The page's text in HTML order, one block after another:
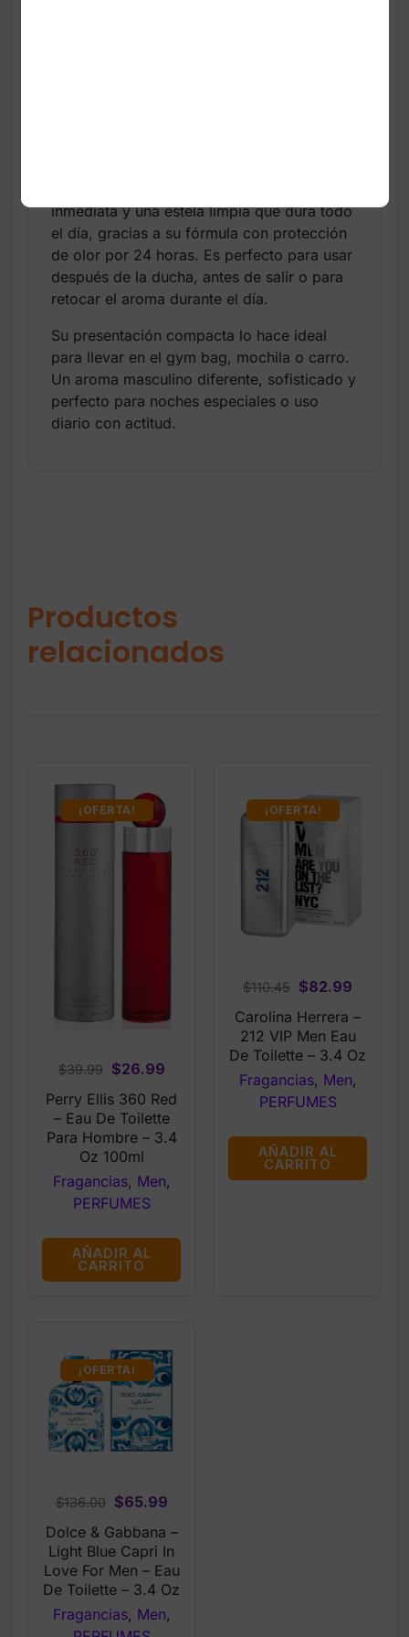
inmediata y una estela limpia que dura todo
el día, gracias a su fórmula con protección
de olor por 24 horas. Es perfecto para usar
después de la ducha, antes de salir o para
retocar el aroma durante el día.
Su presentación compacta lo hace ideal
para llevar en el gym bag, mochila o carro.
Un aroma masculino diferente, sofisticado y
perfecto para noches especiales o uso
diario con actitud.
Productos
relacionados
¡OFERTA!
$39.99
Original
price
was:
$39.99.
$26.99Current
price
is:
$26.99.
Perry Ellis 360 Red
– Eau De Toilette
Para Hombre – 3.4
Oz 100ml
Fragancias, Men,
PERFUMES
AÑADIR AL
CARRITO
¡OFERTA!
$110.45 Original
price
was:
$110.45.
$82.99
is:
$82.99.
Carolina Herrera –
212 VIP Men Eau
De Toilette – 3.4 Oz
Fragancias, Men,
PERFUMES
AÑADIR AL
CARRITO
¡OFERTA!
$136.00
Original
price
was:
$136.00.
$65.99Current
is:
$65.99.
Dolce & Gabbana –
Light Blue Capri In
Love For Men – Eau
De Toilette – 3.4 Oz
Fragancias, Men,